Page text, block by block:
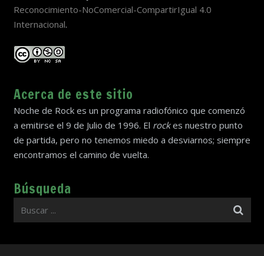
Reconocimiento-NoComercial-CompartirIgual 4.0
Internacional.
Acerca de este sitio
Noche de Rock es un programa radiofónico que comenzó
a emitirse el 9 de Julio de 1996. El rockes nuestro punto
de partida, pero no tenemos miedo a desviarnos; siempre
encontramos el camino de vuelta.
Búsqueda